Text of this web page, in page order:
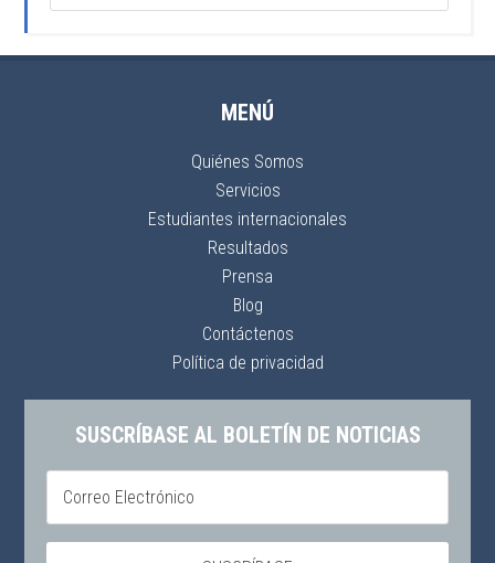
MENÚ
Quiénes Somos
Servicios
Estudiantes internacionales
Resultados
Prensa
Blog
Contáctenos
Política de privacidad
SUSCRÍBASE AL BOLETÍN DE NOTICIAS